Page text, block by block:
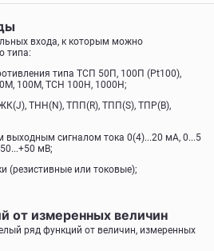
входа, к которым можно
типа:
типа ТСП 50П, 100П (Pt100),
100М, ТСН 100Н, 1000Н;
ТНН(N), ТПП(R), ТПП(S), ТПР(В),
выходным сигналом тока 0(4)...20 мА, 0...5
мВ;
(резистивные или токовые);
от измеренных величин
ряд функций от величин, измеренных